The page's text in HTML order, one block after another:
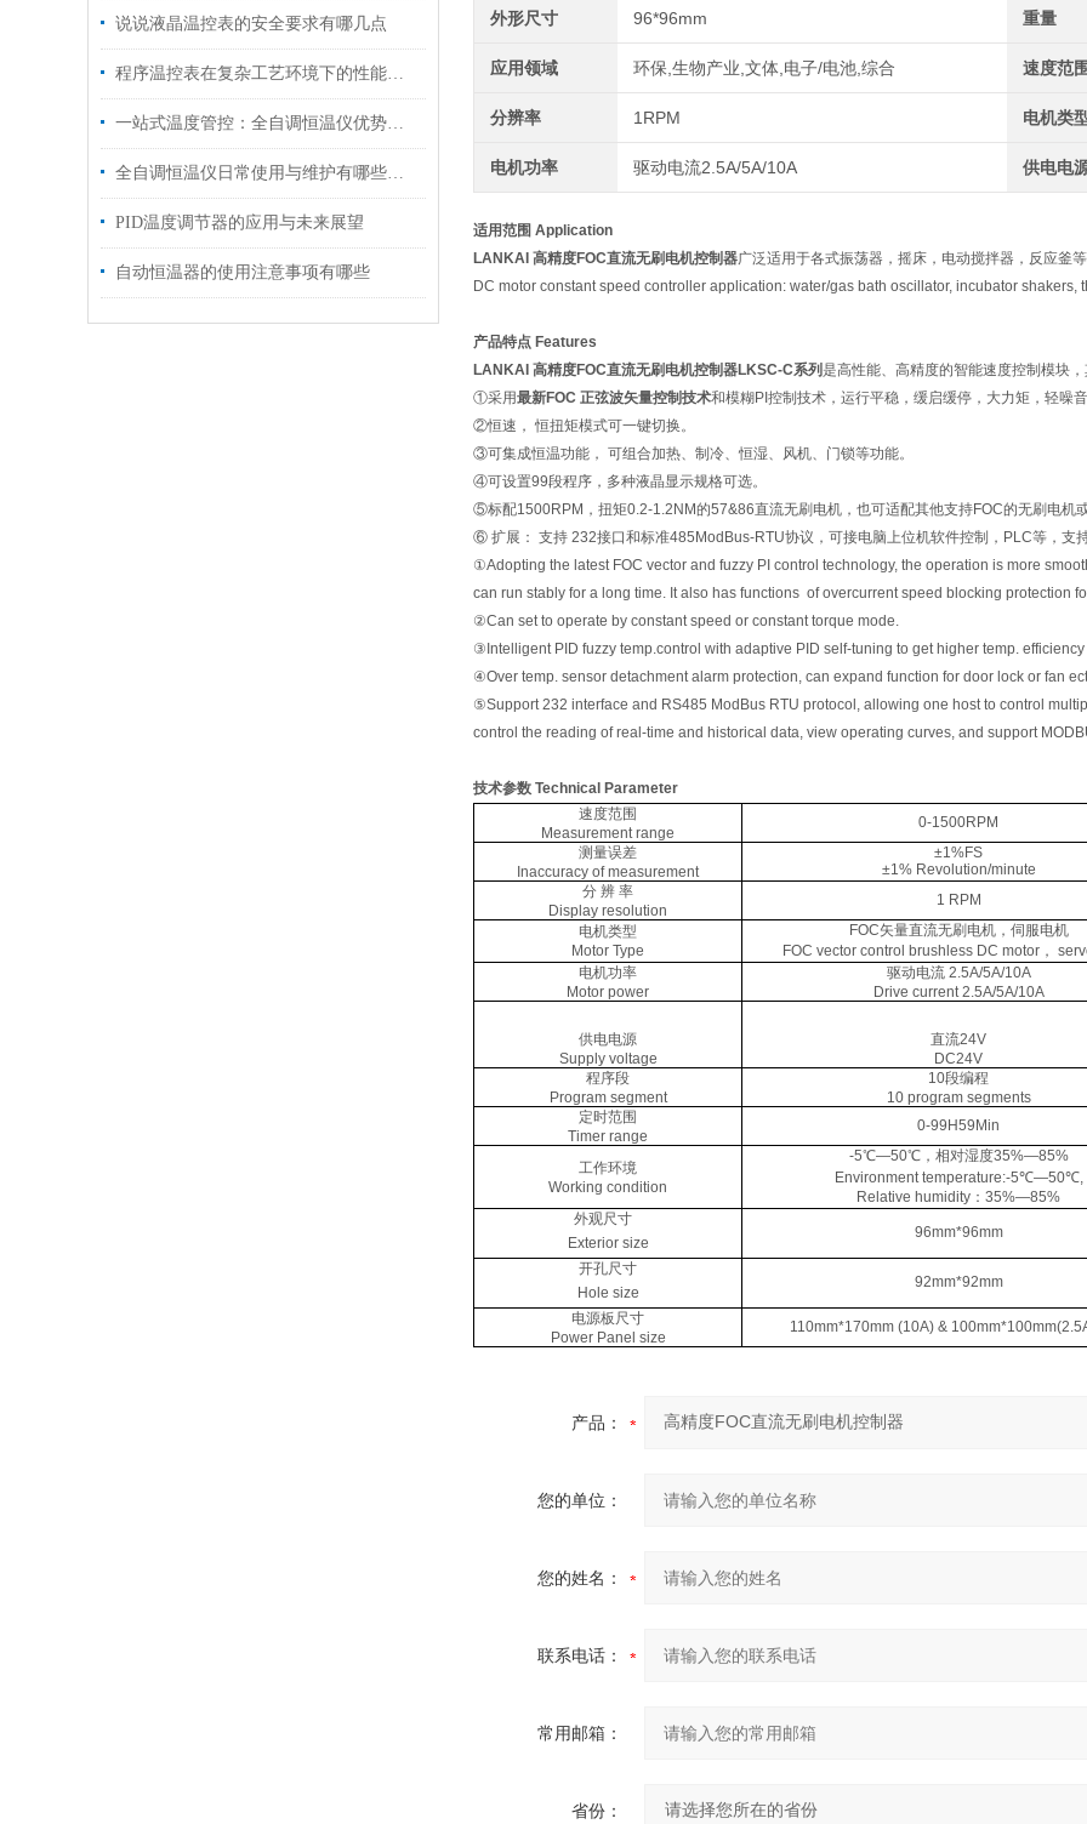
说说液晶温控表的安全要求有哪几点
程序温控表在复杂工艺环境下的性能优化策略
一站式温度管控：全自调恒温仪优势介绍
全自调恒温仪日常使用与维护有哪些注意事项
PID温度调节器的应用与未来展望
自动恒温器的使用注意事项有哪些
外形尺寸 96*96mm 重量
应用领域 环保,生物产业,文体,电子/电池,综合 速度范
分辨率 1RPM 电机类
电机功率 驱动电流2.5A/5A/10A 供电电
适用范围 Application
LANKAI 高精度FOC直流无刷电机控制器广泛适用于各式振荡器，摇床，电动搅拌器，反应釜
DC motor constant speed controller application: water/gas bath oscillator, incubator
产品特点 Features
LANKAI 高精度FOC直流无刷电机控制器LKSC-C系列是高性能、高精度的智能速度控制模块
①采用最新FOC 正弦波矢量控制技术和模糊PI控制技术，运行平稳，缓启缓停，大力矩，轻噪
②恒速， 恒扭矩模式可一键切换。
③可集成恒温功能， 可组合加热、制冷、恒湿、风机、门锁等功能。
④可设置99段程序，多种液晶显示规格可选。
⑤标配1500RPM，扭矩0.2-1.2NM的57&86直流无刷电机，也可适配其他支持FOC的无刷电机
⑥ 扩展： 支持 232接口和标准485ModBus-RTU协议，可接电脑上位机软件控制，PLC等，支
①Adopting the latest FOC vector and fuzzy PI control technology, the operation is more
can run stably for a long time. It also has functions of overcurrent speed blocking protection
②Can set to operate by constant speed or constant torque mode.
③Intelligent PID fuzzy temp.control with adaptive PID self-tuning to get higher temp.
④Over temp. sensor detachment alarm protection, can expand function for door lock or fan
⑤Support 232 interface and RS485 ModBus RTU protocol, allowing one host to control
control the reading of real-time and historical data, view operating curves, and support
技术参数 Technical Parameter
速度范围
Measurement range
0-1500RPM
测量误差
Inaccuracy of measurement
±1%FS
±1% Revolution/minute
分 辨 率
Display resolution
1 RPM
电机类型
Motor Type
FOC矢量直流无刷电机，伺服电机
FOC vector control brushless DC motor，
电机功率
Motor power
驱动电流 2.5A/5A/10A
Drive current 2.5A/5A/10A
供电电源
Supply voltage
直流24V
DC24V
程序段
Program segment
10段编程
10 program segments
定时范围
Timer range
0-99H59Min
工作环境
Working condition
-5℃—50℃，相对湿度35%—85%
Environment temperature:-5℃—50℃,
Relative humidity：35%—85%
外观尺寸
Exterior size
96mm*96mm
开孔尺寸
Hole size
92mm*92mm
电源板尺寸
Power Panel size
110mm*170mm (10A) &
产品：
您的单位：
您的姓名：
联系电话：
常用邮箱：
省份：